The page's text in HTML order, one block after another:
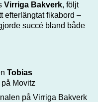
Virriga Bakverk, följt
efterlängtat fikabord –
succé bland både
Tobias
Movitz
på Virriga Bakverk